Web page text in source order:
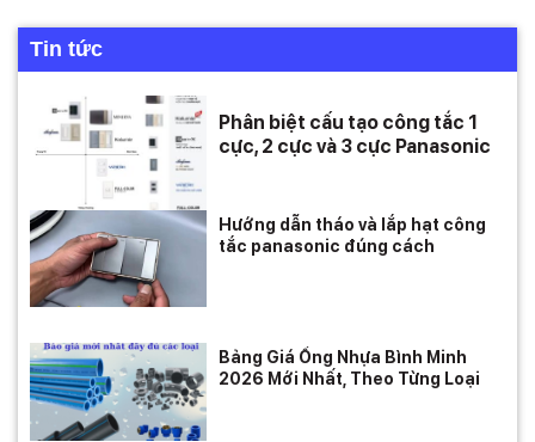
Tin tức
Phân biệt cấu tạo công tắc 1
cực, 2 cực và 3 cực Panasonic
Hướng dẫn tháo và lắp hạt công
tắc panasonic đúng cách
Bảng Giá Ống Nhựa Bình Minh
2026 Mới Nhất, Theo Từng Loại